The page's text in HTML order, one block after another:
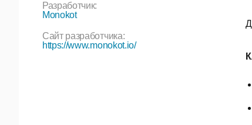
Разработчик:
Monokot
Сайт разработчика:
https://www.monokot.io/